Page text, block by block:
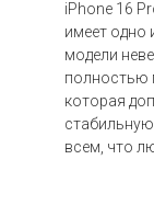
iPhone 16
имеет одно
модели
полностью
которая
всем, что